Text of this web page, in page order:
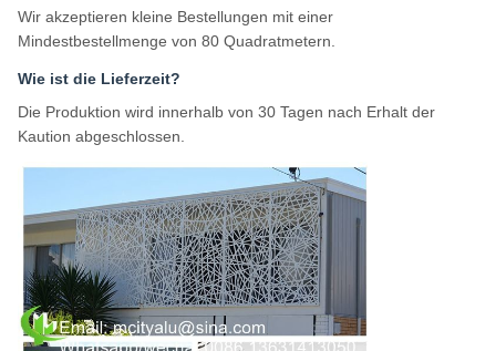
Wir akzeptieren kleine Bestellungen mit einer
Mindestbestellmenge von 80 Quadratmetern.
Wie ist die Lieferzeit?
Die Produktion wird innerhalb von 30 Tagen nach Erhalt der
Kaution abgeschlossen.